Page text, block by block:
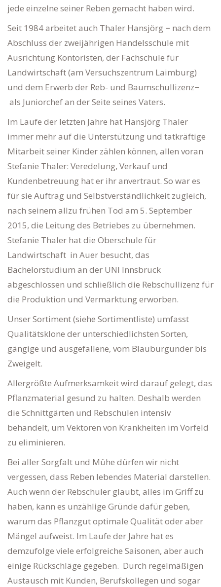
jede einzelne seiner Reben gemacht haben wird.
Seit 1984 arbeitet auch Thaler Hansjörg − nach dem
Abschluss der zweijährigen Handelsschule mit
Ausrichtung Kontoristen, der Fachschule für
Landwirtschaft (am Versuchszentrum Laimburg)
und dem Erwerb der Reb- und Baumschullizenz−
als Juniorchef an der Seite seines Vaters.
Im Laufe der letzten Jahre hat Hansjörg Thaler
immer mehr auf die Unterstützung und tatkräftige
Mitarbeit seiner Kinder zählen können, allen voran
Stefanie Thaler: Veredelung, Verkauf und
Kundenbetreuung hat er ihr anvertraut. So war es
für sie Auftrag und Selbstverständlichkeit zugleich,
nach seinem allzu frühen Tod am 5. September
2015, die Leitung des Betriebes zu übernehmen.
Stefanie Thaler hat die Oberschule für
Landwirtschaft in Auer besucht, das
Bachelorstudium an der UNI Innsbruck
abgeschlossen und schließlich die Rebschullizenz für
die Produktion und Vermarktung erworben.
Unser Sortiment (siehe Sortimentliste) umfasst
Qualitätsklone der unterschiedlichsten Sorten,
gängige und ausgefallene, vom Blauburgunder bis
Zweigelt.
Allergrößte Aufmerksamkeit wird darauf gelegt, das
Pflanzmaterial gesund zu halten. Deshalb werden
die Schnittgärten und Rebschulen intensiv
behandelt, um Vektoren von Krankheiten im Vorfeld
zu eliminieren.
Bei aller Sorgfalt und Mühe dürfen wir nicht
vergessen, dass Reben lebendes Material darstellen.
Auch wenn der Rebschuler glaubt, alles im Griff zu
haben, kann es unzählige Gründe dafür geben,
warum das Pflanzgut optimale Qualität oder aber
Mängel aufweist. Im Laufe der Jahre hat es
demzufolge viele erfolgreiche Saisonen, aber auch
einige Rückschläge gegeben. Durch regelmäßigen
Austausch mit Kunden, Berufskollegen und sogar